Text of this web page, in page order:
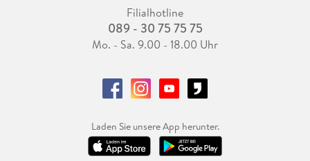
Filialhotline
089 - 30 75 75 75
Mo. - Sa. 9.00 - 18.00 Uhr
Laden Sie unsere App herunter.